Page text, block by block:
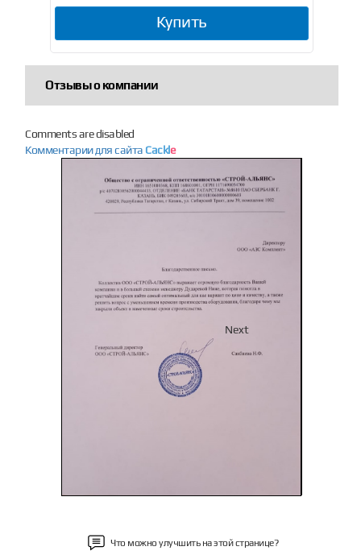
Купить
Отзывы о компании
Comments are disabled
Комментарии для сайта Cackle
Next
Что можно улучшить на этой странице?